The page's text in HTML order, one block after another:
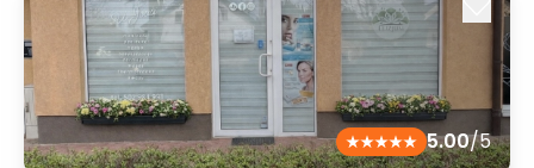
5.00/5